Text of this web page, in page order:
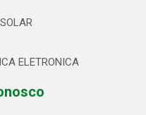
ELETRONICA